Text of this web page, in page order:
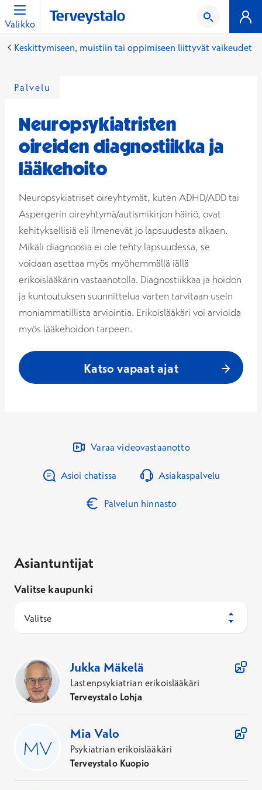
Valikko
Keskittymiseen, muistiin tai oppimiseen liittyvät vaikeudet
Palvelu
Neuropsykiatristen
oireiden diagnostiikka ja
lääkehoito
Neuropsykiatriset oireyhtymät, kuten ADHD/ADD tai
Aspergerin oireyhtymä/autismikirjon häiriö, ovat
kehityksellisiä eli ilmenevät jo lapsuudesta alkaen.
Mikäli diagnoosia ei ole tehty lapsuudessa, se
voidaan asettaa myös myöhemmällä iällä
erikoislääkärin vastaanotolla. Diagnostiikkaa ja hoidon
ja kuntoutuksen suunnittelua varten tarvitaan usein
moniammatillista arviointia. Erikoislääkäri voi arvioida
myös lääkehoidon tarpeen.
Katso vapaat ajat
Varaa videovastaanotto
Asioi chatissa Asiakaspalvelu
Palvelun hinnasto
Asiantuntijat
Valitse kaupunki
Valitse
Jukka Mäkelä
Lastenpsykiatrian erikoislääkäri
Terveystalo Lohja
Mia Valo
Psykiatrian erikoislääkäri
Terveystalo Kuopio